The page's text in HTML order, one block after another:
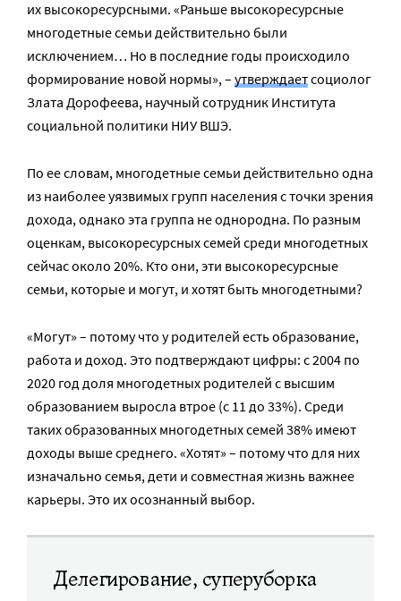
их высокоресурсными. «Раньше высокоресурсные
многодетные семьи действительно были
исключением… Но в последние годы происходило
формирование новой нормы», – утверждаетсоциолог
Злата Дорофеева, научный сотрудник Института
социальной политики НИУ ВШЭ.
По ее словам, многодетные семьи действительно одна
из наиболее уязвимых групп населения с точки зрения
дохода, однако эта группа не однородна. По разным
оценкам, высокоресурсных семей среди многодетных
сейчас около 20%. Кто они, эти высокоресурсные
семьи, которые и могут, и хотят быть многодетными?
«Могут» – потому что у родителей есть образование,
работа и доход. Это подтверждают цифры: с 2004 по
2020 год доля многодетных родителей с высшим
образованием выросла втрое (с 11 до 33%). Среди
таких образованных многодетных семей 38% имеют
доходы выше среднего. «Хотят» – потому что для них
изначально семья, дети и совместная жизнь важнее
карьеры. Это их осознанный выбор.
Делегирование, суперуборка